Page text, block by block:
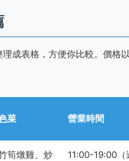
成表格，方便你比較。價
菜 營業時間
筍燉雞、炒
11:00-19:00（